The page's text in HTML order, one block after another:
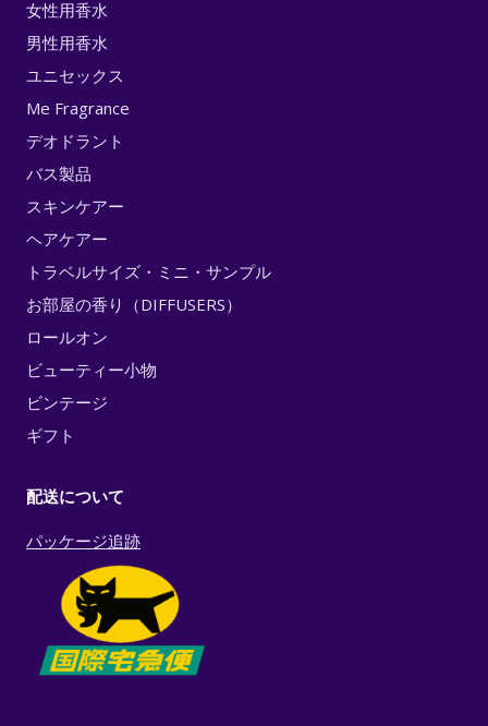
女性用香水
男性用香水
ユニセックス
Me Fragrance
デオドラント
バス製品
スキンケアー
ヘアケアー
トラベルサイズ・ミニ・サンプル
お部屋の香り（DIFFUSERS）
ロールオン
ビューティー小物
ビンテージ
ギフト
配送について
パッケージ追跡